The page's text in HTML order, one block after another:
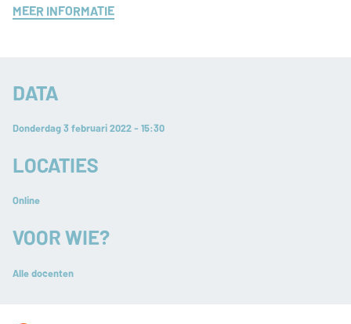
MEER INFORMATIE
DATA
Donderdag 3 februari 2022 - 15:30
LOCATIES
Online
VOOR WIE?
Alle docenten